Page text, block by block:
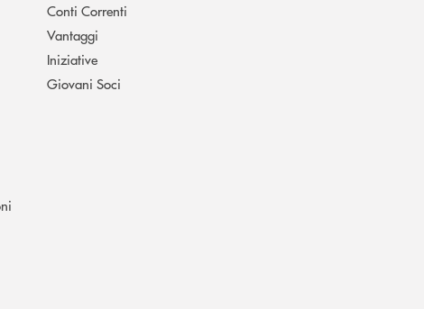
Conti Correnti
Vantaggi
Iniziative
Giovani Soci